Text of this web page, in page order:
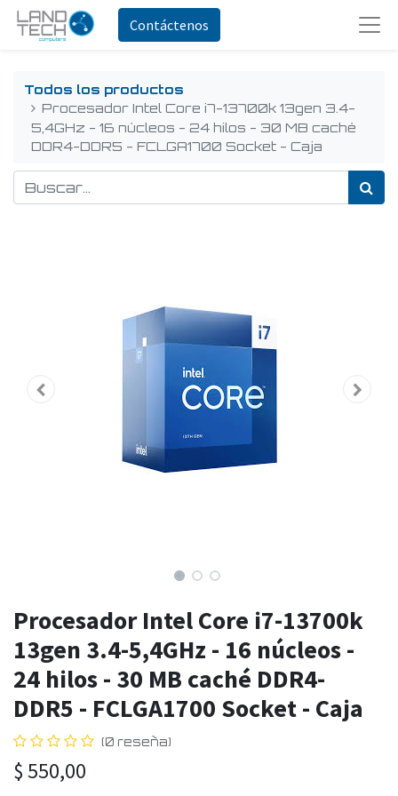
Contáctenos
Todos los productos
Procesador Intel Core i7-13700k 13gen 3.4-
5,4GHz - 16 núcleos - 24 hilos - 30 MB caché
DDR4-DDR5 - FCLGA1700 Socket - Caja
Procesador Intel Core i7-13700k
13gen 3.4-5,4GHz - 16 núcleos -
24 hilos - 30 MB caché DDR4-
DDR5 - FCLGA1700 Socket - Caja
(0 reseña)
$ 550,00